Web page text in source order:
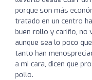
porque son más
tratado en un centro
buen rollo y cariño, no
aunque sea lo poco
tanto han
a mi cara, dicen que
pollo.